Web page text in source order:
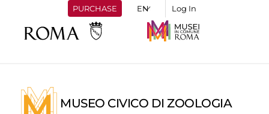
PURCHASE Log In
MUSEO CIVICO DI ZOOLOGIA